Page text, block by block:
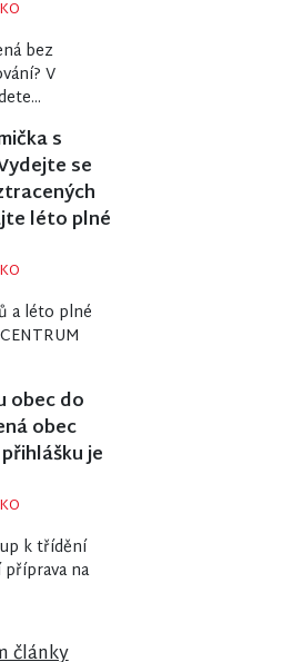
bez
V
s
se
léto plné
a léto plné
obec do
obec
je
k třídění
na
články